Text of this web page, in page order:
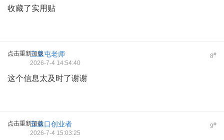
收藏了实用贴
点击重新加载 8#
三里屯老师
2026-7-4 14:54:40
这个信息太及时了谢谢
点击重新加载 9#
五道口创业者
2026-7-4 15:03:25